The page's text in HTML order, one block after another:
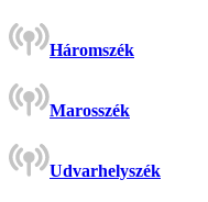
Háromszék
Marosszék
Udvarhelyszék